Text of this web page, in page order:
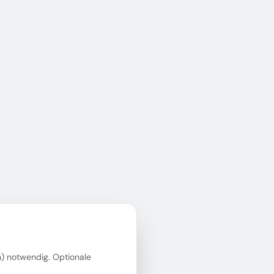
notwendig. Optionale